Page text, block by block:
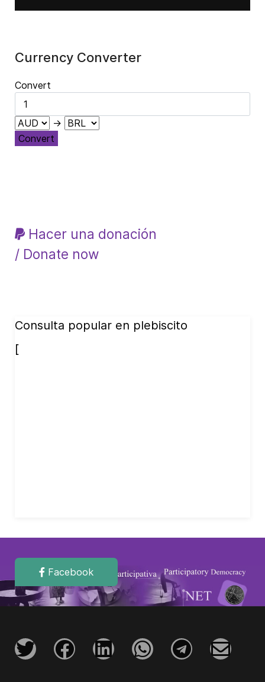
Currency Converter
Convert
→
Convert
Hacer una donación
/ Donate now
Consulta popular en plebiscito
[
Facebook